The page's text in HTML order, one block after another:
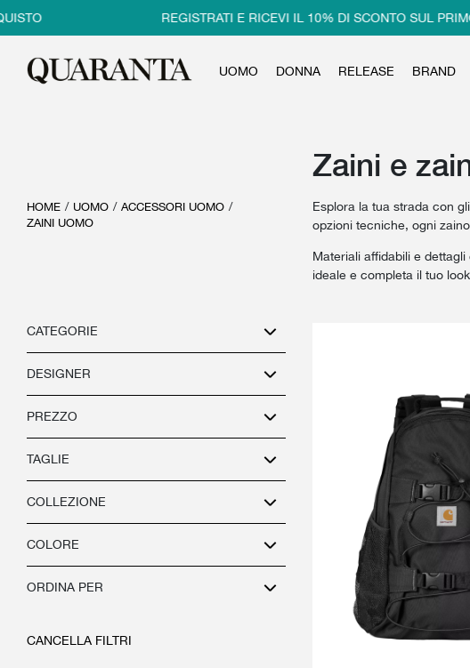
REGISTRATI E RICEVI IL 10% DI SCONTO SUL PRIMO
UOMO DONNA RELEASE BRAND
HOME / UOMO / ACCESSORI UOMO /
ZAINI UOMO
Zaini e
Esplora la tua strada con
opzioni tecniche, ogni
Materiali affidabili e
ideale e completa il tuo
CANCELLA FILTRI
CATEGORIE
DESIGNER
PREZZO
TAGLIE
COLLEZIONE
COLORE
ORDINA PER